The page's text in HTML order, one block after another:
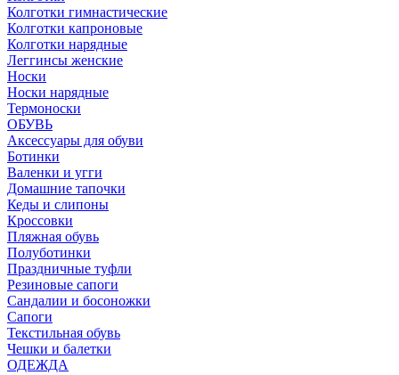
Колготки гимнастические
Колготки капроновые
Колготки нарядные
Леггинсы женские
Носки
Носки нарядные
Термоноски
ОБУВЬ
Аксессуары для обуви
Ботинки
Валенки и угги
Домашние тапочки
Кеды и слипоны
Кроссовки
Пляжная обувь
Полуботинки
Праздничные туфли
Резиновые сапоги
Сандалии и босоножки
Сапоги
Текстильная обувь
Чешки и балетки
ОДЕЖДА